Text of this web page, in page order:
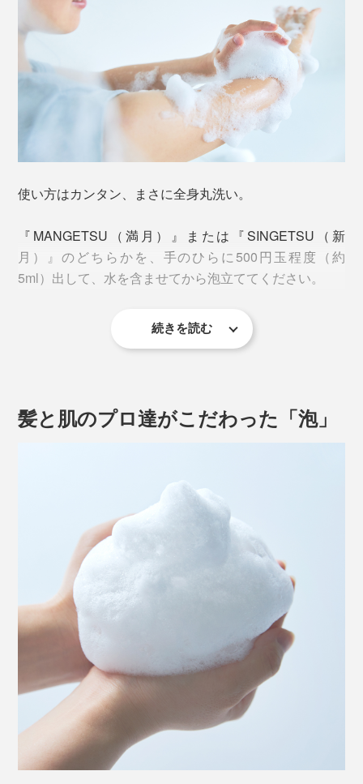
この心地よい香りは、アロマセラピスト、高橋克郎氏の
監修によるもの。高橋氏は、東京・吉祥寺で20年以上続
いている老舗のアロマテラピースクール セリストの校
レンジやゼラニウム、落ち着いたラベンダーやパチュリ
を中心に、天然のオイルをブレンドしています。
『SINGETSU（新月）』は、新しい始まり、リフレッシ
ュをイメージした香り。爽やかなレモンやペパーミン
ト、樹木を思わせるジュニパーを中心に、こちらも天然
オイルをブレンドしています。
これまで髪用シャンプーとトリートメント、洗顔フォー
が、たったひとつに。1回1回、洗っては流していた手間
もなくなります。
したり、なんて煩わしさとも、さようなら。
シャンプー1本で、頭からつま先まで、シームレスな動
心理学の分野では、よく知られていますが、私たちは、
（1）体は、気楽にできる動き、ルーティンを続けなが
ら、
使い方はカンタン、まさに全身丸洗い。
『MANGETSU（満月）』または『SINGETSU（新
月）』のどちらかを、手のひらに500円玉程度（約
5ml）出して、水を含ませてから泡立ててください。
見た目は透明、目立った香りもない、ごく普通のシャン
まずは、いつものように頭を洗います。指でマッサージ
続きを読む
髪と肌のプロ達がこだわった「泡」